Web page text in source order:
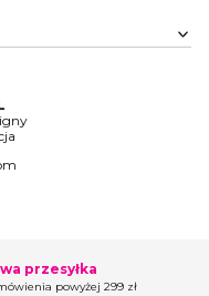
przesyłka
powyżej 299 zł